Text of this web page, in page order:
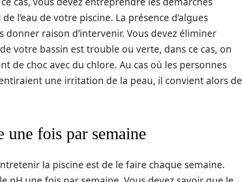
l’eau de votre piscine. La présence d’algues
raison d’intervenir. Vous devez éliminer
votre bassin est trouble ou verte, dans ce cas, on
de choc avec du chlore. Au cas où les personnes
une irritation de la peau, il convient alors de
une fois par semaine
la piscine est de le faire chaque semaine.